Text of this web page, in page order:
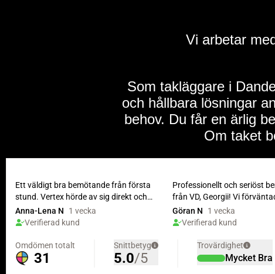
Vi arbetar
Som takläggare i
och hållbara lösningar
behov. Du får en ärlig
Om taket